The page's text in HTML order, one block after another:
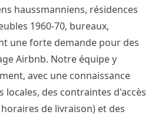
haussmanniens, résidences
1960-70, bureaux,
une forte demande pour des
Airbnb. Notre équipe y
avec une connaissance
des contraintes d'accès
de livraison) et des